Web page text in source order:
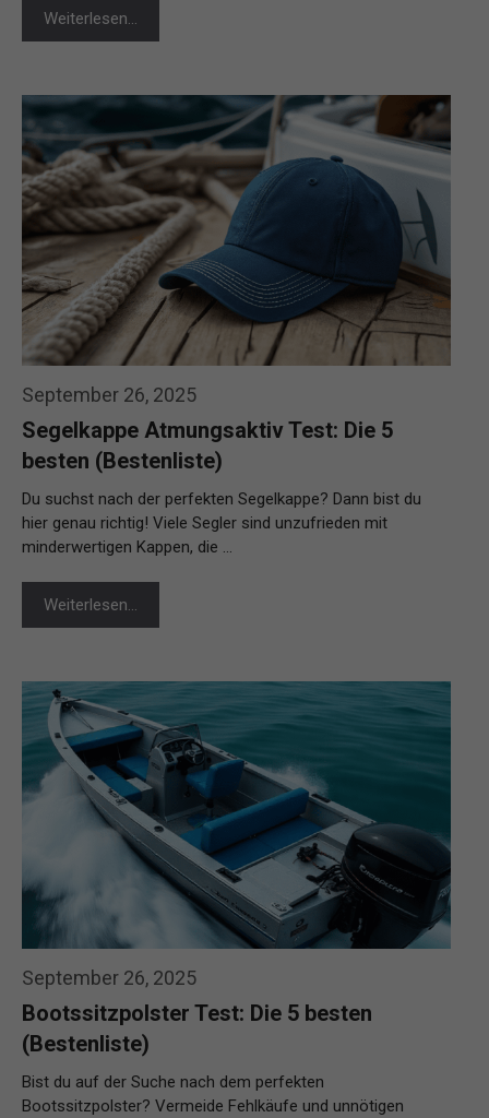
Weiterlesen…
September 26, 2025
Segelkappe Atmungsaktiv Test: Die 5
besten (Bestenliste)
Du suchst nach der perfekten Segelkappe? Dann bist du
hier genau richtig! Viele Segler sind unzufrieden mit
minderwertigen Kappen, die …
Weiterlesen…
September 26, 2025
Bootssitzpolster Test: Die 5 besten
(Bestenliste)
Bist du auf der Suche nach dem perfekten
Bootssitzpolster? Vermeide Fehlkäufe und unnötigen